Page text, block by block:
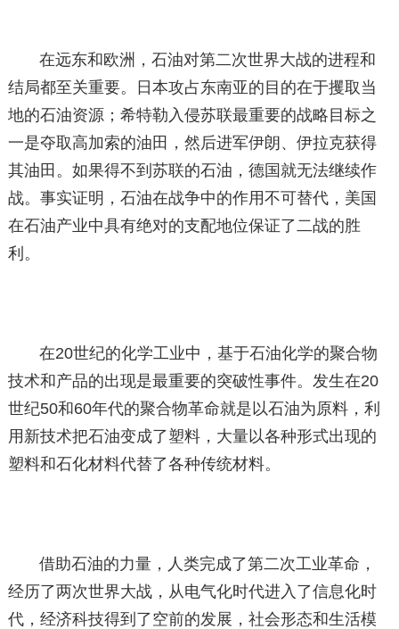
在远东和欧洲，石油对第二次世界大战的进程和
结局都至关重要。日本攻占东南亚的目的在于攫取当
地的石油资源；希特勒入侵苏联最重要的战略目标之
一是夺取高加索的油田，然后进军伊朗、伊拉克获得
其油田。如果得不到苏联的石油，德国就无法继续作
战。事实证明，石油在战争中的作用不可替代，美国
在石油产业中具有绝对的支配地位保证了二战的胜
利。
在20世纪的化学工业中，基于石油化学的聚合物
技术和产品的出现是最重要的突破性事件。发生在20
世纪50和60年代的聚合物革命就是以石油为原料，利
用新技术把石油变成了塑料，大量以各种形式出现的
塑料和石化材料代替了各种传统材料。
借助石油的力量，人类完成了第二次工业革命，
经历了两次世界大战，从电气化时代进入了信息化时
代，经济科技得到了空前的发展，社会形态和生活模